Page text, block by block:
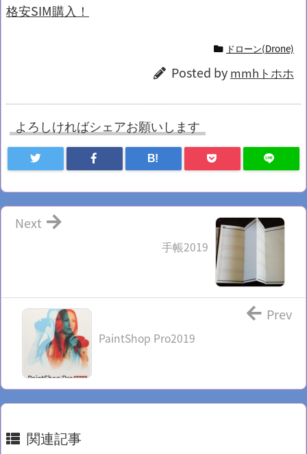
格安SIM購入！
ドローン(Drone)
Posted by mmhトホホ
よろしければシェアお願いします
B!
手帳2019
Next
PaintShop Pro2019
Prev
関連記事